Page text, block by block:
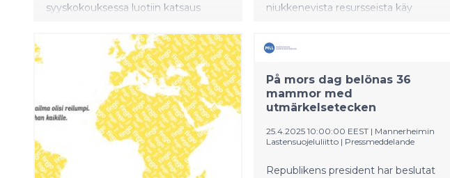
syyskokouksessa luotiin katsaus
haasteisiin sekä valittiin yhdistykselle
uusi puheenjohtaja. Pentti
Lemmetyinen aloittaa tehtävässään
vuoden 2026 alusta lukien.
niukkenevista resursseista käy
perheisiin. Olisiko aika puhua
vaikuttavuudesta?
På mors dag belönas 36
mammor med
utmärkelsetecken
25.4.2025 10:00:00 EEST | Mannerheimin
Lastensuojeluliitto | Pressmeddelande
Republikens president har beslutat